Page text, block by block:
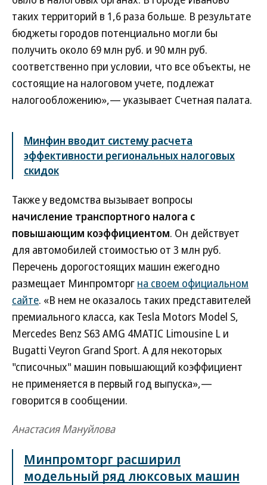
таких территорий в 1,6 раза больше. В результате
бюджеты городов потенциально могли бы
получить около 69 млн руб. и 90 млн руб.
соответственно при условии, что все объекты, не
состоящие на налоговом учете, подлежат
налогообложению»,— указывает Счетная палата.
Минфин вводит систему расчета
эффективности региональных налоговых
скидок
Также у ведомства вызывает вопросы
начисление транспортного налога с
повышающим коэффициентом. Он действует
для автомобилей стоимостью от 3 млн руб.
Перечень дорогостоящих машин ежегодно
размещает Минпромторг на своем официальном
сайте. «В нем не оказалось таких представителей
премиального класса, как Tesla Motors Model S,
Mercedes Benz S63 АМG 4МАТIС Limousine L и
Bugatti Veyron Grand Sport. А для некоторых
"списочных" машин повышающий коэффициент
не применяется в первый год выпуска»,—
говорится в сообщении.
Анастасия Мануйлова
Минпромторг расширил
модельный ряд люксовых машин